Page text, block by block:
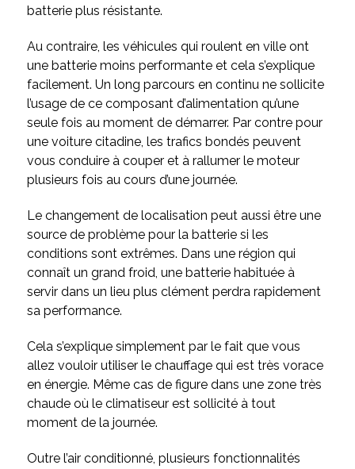
batterie plus résistante.
Au contraire, les véhicules qui roulent en ville ont
une batterie moins performante et cela s’explique
facilement. Un long parcours en continu ne sollicite
l’usage de ce composant d’alimentation qu’une
seule fois au moment de démarrer. Par contre pour
une voiture citadine, les trafics bondés peuvent
vous conduire à couper et à rallumer le moteur
plusieurs fois au cours d’une journée.
Le changement de localisation peut aussi être une
source de problème pour la batterie si les
conditions sont extrêmes. Dans une région qui
connaît un grand froid, une batterie habituée à
servir dans un lieu plus clément perdra rapidement
sa performance.
Cela s’explique simplement par le fait que vous
allez vouloir utiliser le chauffage qui est très vorace
en énergie. Même cas de figure dans une zone très
chaude où le climatiseur est sollicité à tout
moment de la journée.
Outre l’air conditionné, plusieurs fonctionnalités